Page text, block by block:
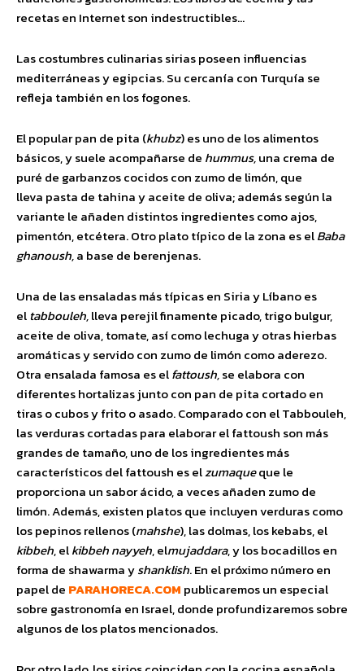
recetas en Internet son indestructibles…
Las costumbres culinarias sirias poseen influencias
mediterráneas y egipcias. Su cercanía con Turquía se
refleja también en los fogones.
El popular pan de pita (khubz) es uno de los alimentos
básicos, y suele acompañarse de hummus,una crema de
puré de garbanzos cocidos con zumo de limón, que
lleva pasta de tahina y aceite de oliva; además según la
variante le añaden distintos ingredientes como ajos,
pimentón, etcétera. Otro plato típico de la zona es elBaba
ghanoush,a base de berenjenas.
Una de las ensaladas más típicas en Siria y Líbano es
eltabbouleh,lleva perejil finamente picado, trigo bulgur,
aceite de oliva, tomate, así como lechuga y otras hierbas
aromáticas y servido con zumo de limón como aderezo.
Otra ensalada famosa es elfattoush,se elabora con
diferentes hortalizas junto con pan de pita cortado en
tiras o cubos y frito o asado. Comparado con el Tabbouleh,
las verduras cortadas para elaborar el fattoush son más
grandes de tamaño, uno de los ingredientes más
característicos del fattoush es elzumaqueque le
proporciona un sabor ácido, a veces añaden zumo de
limón. Además, existen platos que incluyen verduras como
los pepinos rellenos (mahshe), las dolmas, los kebabs, el
kibbeh, elkibbeh nayyeh, elmujaddara, y los bocadillos en
forma de shawarma yshanklish. En el próximo número en
papel de PARAHORECA.COM publicaremos un especial
sobre gastronomía en Israel, donde profundizaremos sobre
algunos de los platos mencionados.